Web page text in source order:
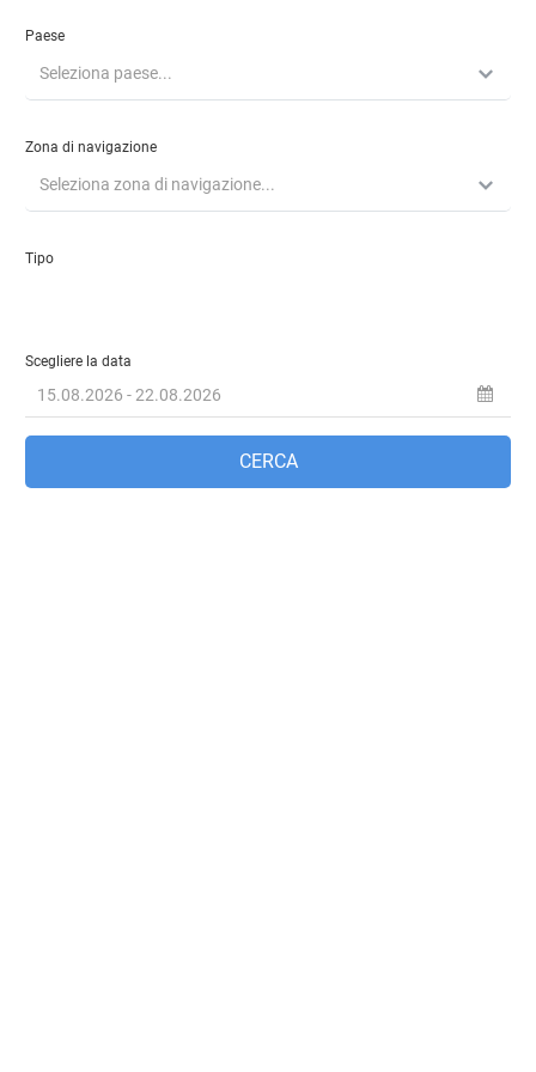
Paese
Seleziona paese...
Zona di navigazione
Seleziona zona di navigazione...
Tipo
Scegliere la data
CERCA